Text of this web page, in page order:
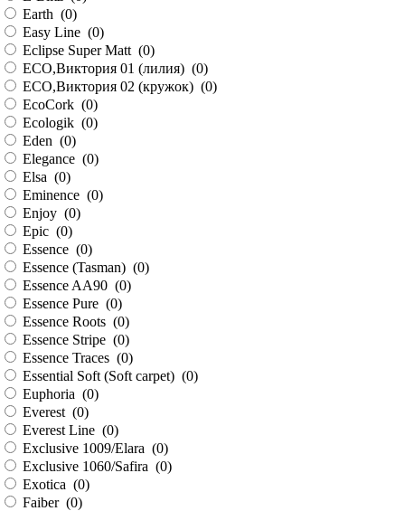
Earth (0)
Easy Line (0)
Eclipse Super Matt (0)
ECO,Виктория 01 (лилия) (0)
ECO,Виктория 02 (кружок) (0)
EcoCork (0)
Ecologik (0)
Eden (0)
Elegance (0)
Elsa (0)
Eminence (0)
Enjoy (0)
Epic (0)
Essence (0)
Essence (Tasman) (0)
Essence AA90 (0)
Essence Pure (0)
Essence Roots (0)
Essence Stripe (0)
Essence Traces (0)
Essential Soft (Soft carpet) (0)
Euphoria (0)
Everest (0)
Everest Line (0)
Exclusive 1009/Elara (0)
Exclusive 1060/Safira (0)
Exotica (0)
Faiber (0)